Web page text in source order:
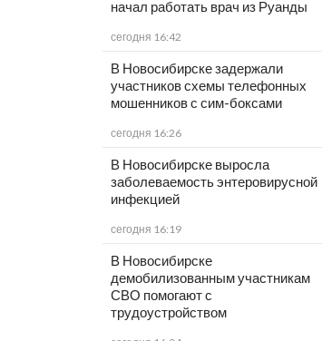
начал работать врач из Руанды
сегодня 16:42
В Новосибирске задержали
участников схемы телефонных
мошенников с сим-боксами
сегодня 16:26
В Новосибирске выросла
заболеваемость энтеровирусной
инфекцией
сегодня 16:19
В Новосибирске
демобилизованным участникам
СВО помогают с
трудоустройством